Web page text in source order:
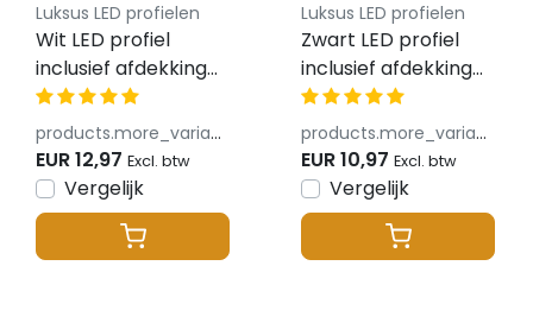
Luksus LED profielen
Wit LED profiel
inclusief afdekking
24mm x 9mm -
09WIT
products.more_variants_available
EUR 12,97 Excl. btw
Vergelijk
Luksus LED profielen
Zwart LED profiel
inclusief afdekking
24mm x 9mm -
09ZWART
products.more_variants_available
EUR 10,97 Excl. btw
Vergelijk